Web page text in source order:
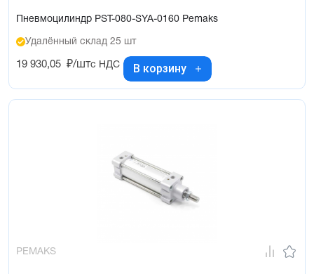
Пневмоцилиндр PST-080-SYA-0160 Pemaks
Удалённый склад 25 шт
19 930,05 ₽/штс НДС В корзину
PEMAKS